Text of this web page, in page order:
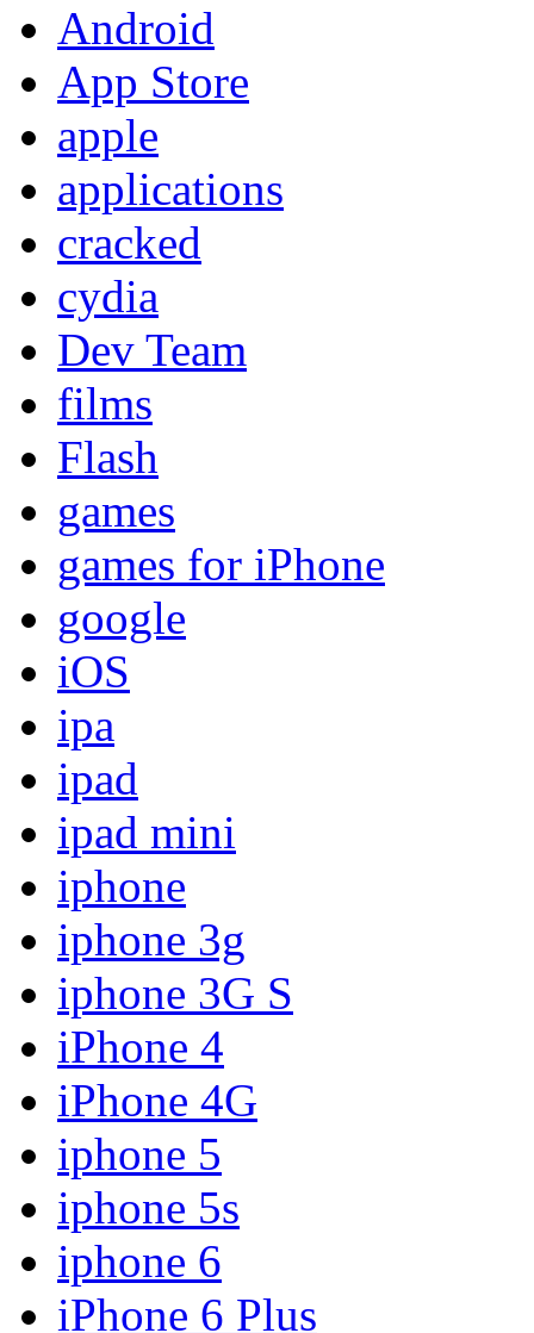
Android
App Store
apple
applications
cracked
cydia
Dev Team
films
Flash
games
games for iPhone
google
iOS
ipa
ipad
ipad mini
iphone
iphone 3g
iphone 3G S
iPhone 4
iPhone 4G
iphone 5
iphone 5s
iphone 6
iPhone 6 Plus